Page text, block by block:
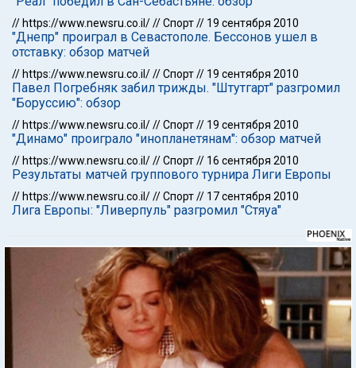
// https://www.newsru.co.il///Спорт// 19 сентября 2010
"Днепр" проиграл в Севастополе. Бессонов ушел в
отставку: обзор матчей
// https://www.newsru.co.il///Спорт// 19 сентября 2010
Павел Погребняк забил трижды. "Штутгарт" разгромил
"Боруссию": обзор
// https://www.newsru.co.il///Спорт// 19 сентября 2010
"Динамо" проиграло "инопланетянам": обзор матчей
// https://www.newsru.co.il///Спорт// 16 сентября 2010
Результаты матчей группового турнира Лиги Европы
// https://www.newsru.co.il///Спорт// 17 сентября 2010
Лига Европы: "Ливерпуль" разгромил "Стяуа"